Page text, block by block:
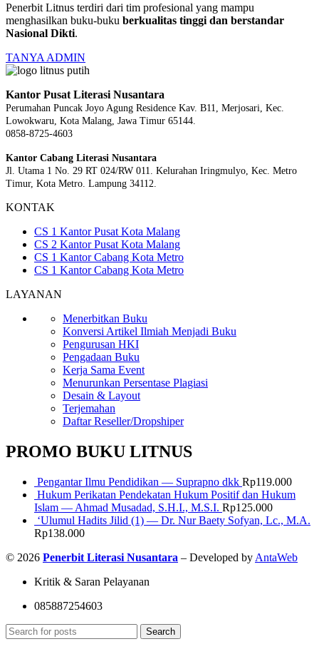
Penerbit Litnus terdiri dari tim profesional yang mampu
menghasilkan buku-buku berkualitas tinggi dan berstandar
Nasional Dikti.
TANYA ADMIN
Kantor Pusat Literasi Nusantara
Perumahan Puncak Joyo Agung Residence Kav. B11, Merjosari, Kec.
Lowokwaru, Kota Malang, Jawa Timur 65144.
0858-8725-4603
Kantor Cabang Literasi Nusantara
Jl. Utama 1 No. 29 RT 024/RW 011. Kelurahan Iringmulyo, Kec. Metro
Timur, Kota Metro. Lampung 34112.
KONTAK
CS 1 Kantor Pusat Kota Malang
CS 2 Kantor Pusat Kota Malang
CS 1 Kantor Cabang Kota Metro
CS 1 Kantor Cabang Kota Metro
LAYANAN
Menerbitkan Buku
Konversi Artikel Ilmiah Menjadi Buku
Pengurusan HKI
Pengadaan Buku
Kerja Sama Event
Menurunkan Persentase Plagiasi
Desain & Layout
Terjemahan
Daftar Reseller/Dropshiper
PROMO BUKU LITNUS
Pengantar Ilmu Pendidikan — Suprapno dkk Rp119.000
Hukum Perikatan Pendekatan Hukum Positif dan Hukum
Islam — Ahmad Musadad, S.H.I., M.S.I. Rp125.000
‘Ulumul Hadits Jilid (1) — Dr. Nur Baety Sofyan, Lc., M.A.
Rp138.000
© 2026 Penerbit Literasi Nusantara – Developed by AntaWeb
Kritik & Saran Pelayanan
085887254603
Search